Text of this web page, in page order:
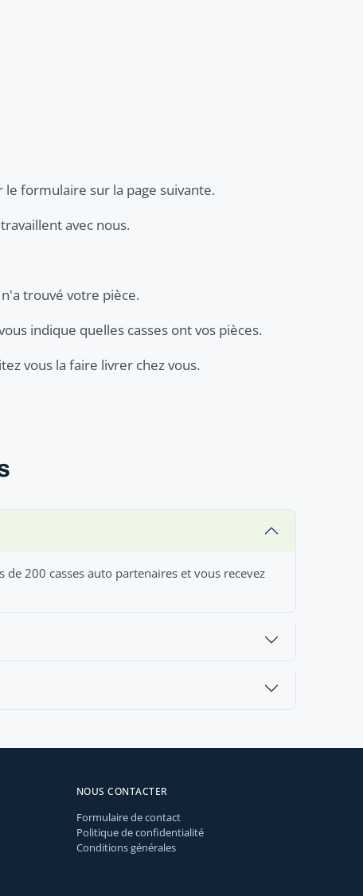
formulaire sur la page suivante.
avec nous.
trouvé votre pièce.
indique quelles casses ont vos pièces.
vous la faire livrer chez vous.
200 casses auto partenaires et vous recevez
NOUS CONTACTER
Formulaire de contact
Politique de confidentialité
Conditions générales